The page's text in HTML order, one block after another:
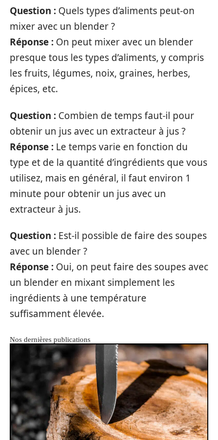
Question : Quels types d’aliments peut-on
mixer avec un blender ?
Réponse : On peut mixer avec un blender
presque tous les types d’aliments, y compris
les fruits, légumes, noix, graines, herbes,
épices, etc.
Question : Combien de temps faut-il pour
obtenir un jus avec un extracteur à jus ?
Réponse : Le temps varie en fonction du
type et de la quantité d’ingrédients que vous
utilisez, mais en général, il faut environ 1
minute pour obtenir un jus avec un
extracteur à jus.
Question : Est-il possible de faire des soupes
avec un blender ?
Réponse : Oui, on peut faire des soupes avec
un blender en mixant simplement les
ingrédients à une température
suffisamment élevée.
Nos dernières publications